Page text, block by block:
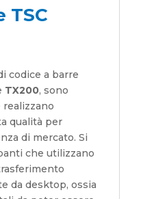
TSC
codice a barre
TX200, sono
qualità per
di mercato. Si
che utilizzano
da desktop, ossia